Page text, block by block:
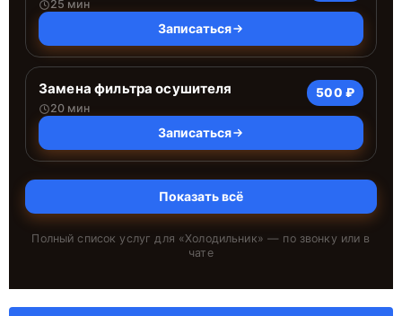
25 мин
Записаться
Замена фильтра осушителя
20 мин
500 ₽
Записаться
Показать всё
Полный список услуг для «Холодильник» — по звонку или в
чате